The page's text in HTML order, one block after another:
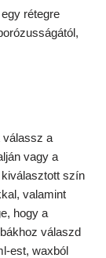
rétegre
válassz a
vagy a
kiválasztott szín
valamint
hogy a
válaszd
est, waxból